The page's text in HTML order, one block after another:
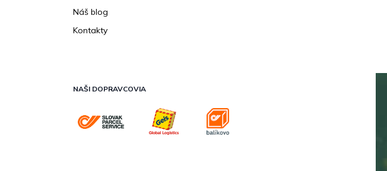
Náš blog
Kontakty
NAŠI DOPRAVCOVIA